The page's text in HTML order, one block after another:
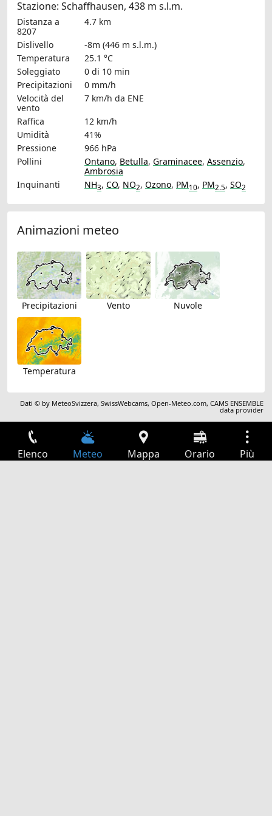
Stazione: Schaffhausen, 438 m s.l.m.
Distanza a
8207
4.7 km
Dislivello
-8m (446 m s.l.m.)
Temperatura
25.1 °C
Soleggiato
0 di 10 min
Precipitazioni
0 mm/h
Velocità del
vento
7 km/h da ENE
Raffica
12 km/h
Umidità
41%
Pressione
966 hPa
Pollini
Ontano, Betulla, Graminacee, Assenzio,
Ambrosia
Inquinanti
NH3, CO, NO2, Ozono, PM10, PM2.5, SO2
Animazioni meteo
Precipitazioni Vento Nuvole
Temperatura
Dati © by MeteoSvizzera,SwissWebcams,Open-Meteo.com,CAMS ENSEMBLE
data provider
Elenco Meteo Mappa Orario Più